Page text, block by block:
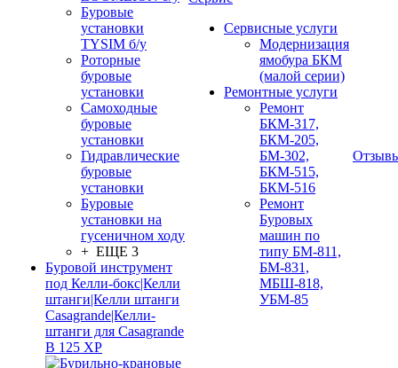
Буровые
установки
TYSIM б/у
Роторные
буровые
установки
Самоходные
буровые
установки
Гидравлические
буровые
установки
Буровые
установки на
гусеничном ходу
+ ЕЩЕ 3
Буровой инструмент
под Келли-бокс|Келли
штанги|Келли штанги
Casagrande|Келли-
штанги для Casagrande
B 125 XP
Сервисные услуги
Модернизация
ямобура БКМ
(малой серии)
Ремонтные услуги
Ремонт
БКМ-317,
БКМ-205,
БМ-302,
БКМ-515,
БКМ-516
Ремонт
Буровых
машин по
типу БМ-811,
БМ-831,
МБШ-818,
УБМ-85